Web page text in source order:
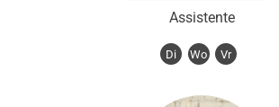
Assistente
Di Wo Vr